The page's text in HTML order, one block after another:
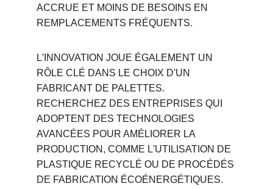
ACCRUE ET MOINS DE BESOINS EN
REMPLACEMENTS FRÉQUENTS.
L'INNOVATION JOUE ÉGALEMENT UN
RÔLE CLÉ DANS LE CHOIX D'UN
FABRICANT DE PALETTES.
RECHERCHEZ DES ENTREPRISES QUI
ADOPTENT DES TECHNOLOGIES
AVANCÉES POUR AMÉLIORER LA
PRODUCTION, COMME L'UTILISATION DE
PLASTIQUE RECYCLÉ OU DE PROCÉDÉS
DE FABRICATION ÉCOÉNERGÉTIQUES.